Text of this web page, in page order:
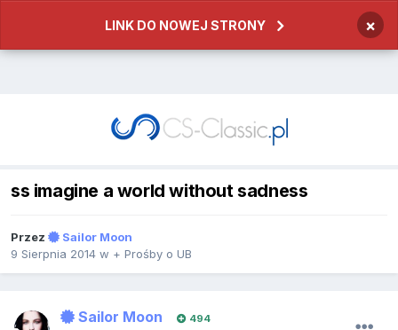
LINK DO NOWEJ STRONY ×
ss imagine a world without sadness
Przez
Sailor Moon
9 Sierpnia 2014 w + Prośby o UB
Sailor Moon 494